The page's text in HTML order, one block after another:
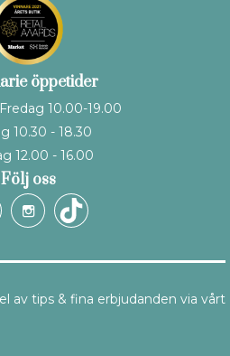
öppetider
10.00-19.00
10.30 - 18.30
12.00 - 16.00
Följ oss
av tips & fina erbjudanden via vårt